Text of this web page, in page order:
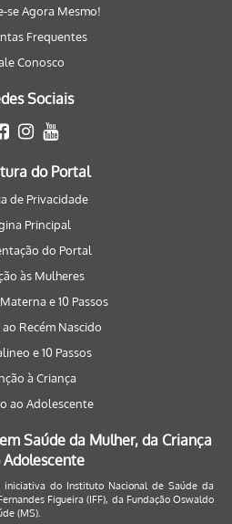
se Agora Mesmo!
Frequentes
Conosco
Sociais
do Portal
de Privacidade
Principal
do Portal
às Mulheres
e 10 Passos
Recém Nascido
e 10 Passos
à Criança
ao Adolescente
Saúde da Mulher, da Criança
Adolescente
do Instituto Nacional de Saúde da
Figueira (IFF), da Fundação Oswaldo
(MS).